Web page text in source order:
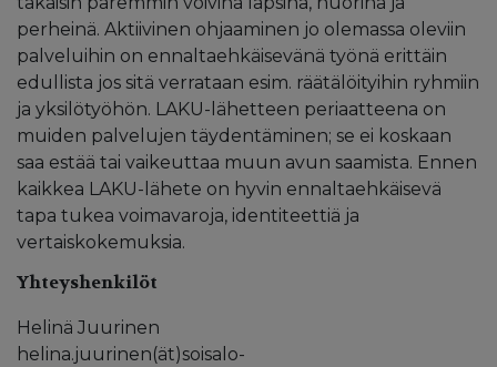
perheinä. Aktiivinen ohjaaminen jo olemassa oleviin
palveluihin on ennaltaehkäisevänä työnä erittäin
edullista jos sitä verrataan esim. räätälöityihin ryhmiin
ja yksilötyöhön. LAKU-lähetteen periaatteena on
muiden palvelujen täydentäminen; se ei koskaan
saa estää tai vaikeuttaa muun avun saamista. Ennen
kaikkea LAKU-lähete on hyvin ennaltaehkäisevä
tapa tukea voimavaroja, identiteettiä ja
vertaiskokemuksia.
Yhteyshenkilöt
Helinä Juurinen
helina.juurinen(ät)soisalo-